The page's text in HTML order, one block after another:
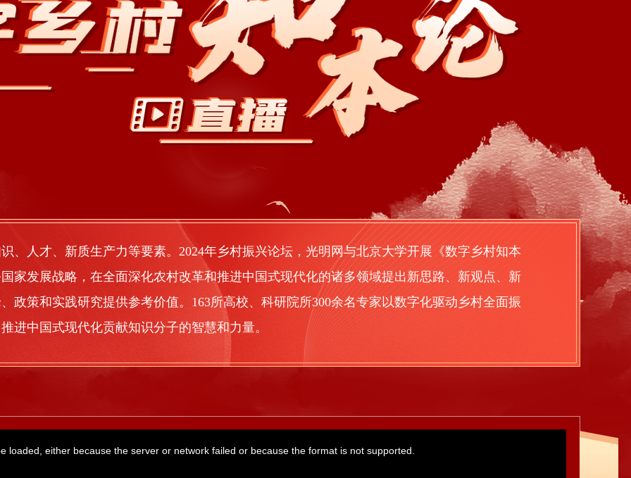
、人才、新质生产力等要素。2024年乡村振兴论坛，光明网与北京大学开展《数字乡村知本
家发展战略，在全面深化农村改革和推进中国式现代化的诸多领域提出新思路、新观点、新
政策和实践研究提供参考价值。163所高校、科研院所300余名专家以数字化驱动乡村全面振
进中国式现代化贡献知识分子的智慧和力量。
loaded, either because the server or network failed or because the format is not supported.